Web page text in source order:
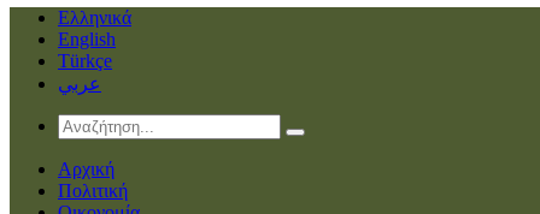
Ελληνικά
English
Türkçe
عربي
Αρχική
Πολιτική